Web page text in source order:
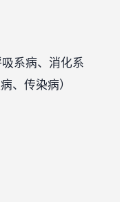
系病、消化系
、传染病）